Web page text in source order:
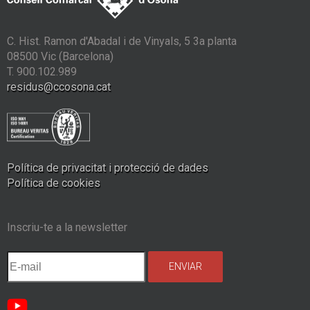
C. Hist. Ramon d'Abadal i de Vinyals, 5 3a planta
08500 Vic (Barcelona)
T. 900.102.989
residus@ccosona.cat
Política de privacitat i protecció de dades
Política de cookies
Inscriu-te a la newsletter